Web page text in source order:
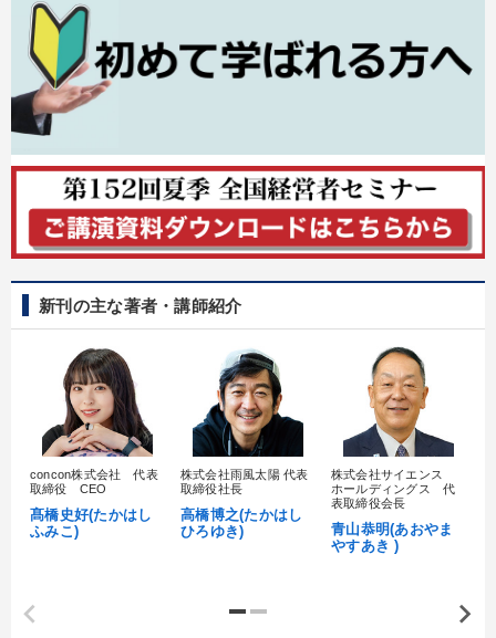
新刊の主な著者・講師紹介
concon株式会社 代表
取締役 CEO
髙橋史好(たかはし
ふみこ)
株式会社雨風太陽 代表
取締役社長
高橋博之(たかはし
ひろゆき)
株式会社サイエンス
ホールディングス 代
表取締役会長
青山恭明(あおやま
やすあき )